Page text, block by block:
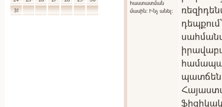
31
հաստատման
մասին: Ինչ անել: